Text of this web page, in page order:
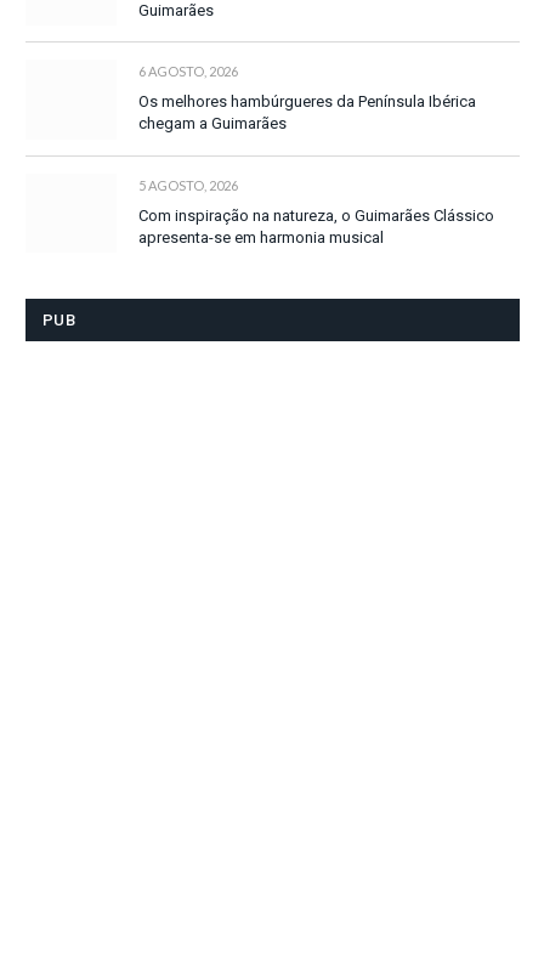
Guimarães
6 AGOSTO, 2026
Os melhores hambúrgueres da Península Ibérica
chegam a Guimarães
5 AGOSTO, 2026
Com inspiração na natureza, o Guimarães Clássico
apresenta-se em harmonia musical
PUB